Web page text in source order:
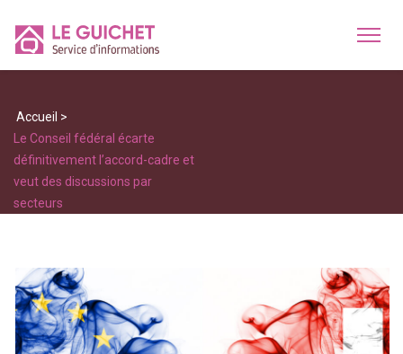
Accueil >
Le Conseil fédéral écarte
définitivement l’accord-cadre et
veut des discussions par
secteurs